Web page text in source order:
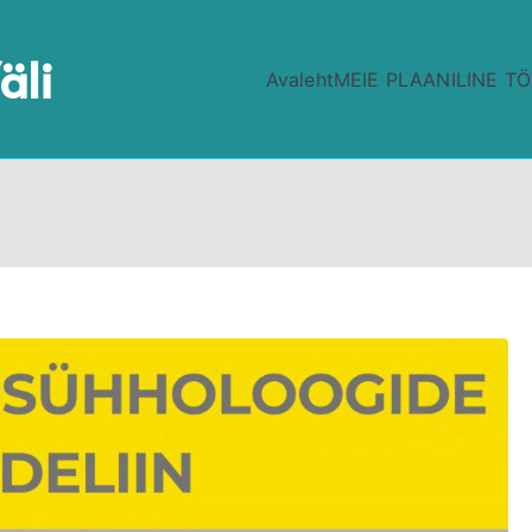
AvalehtMEIE PLAANILINE